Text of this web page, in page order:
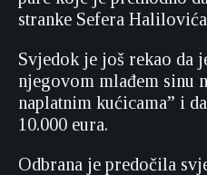
stranke Sefera
Svjedok je još rekao da
njegovom mlađem sinu
naplatnim kućicama” i
10.000 eura.
Odbrana je predočila